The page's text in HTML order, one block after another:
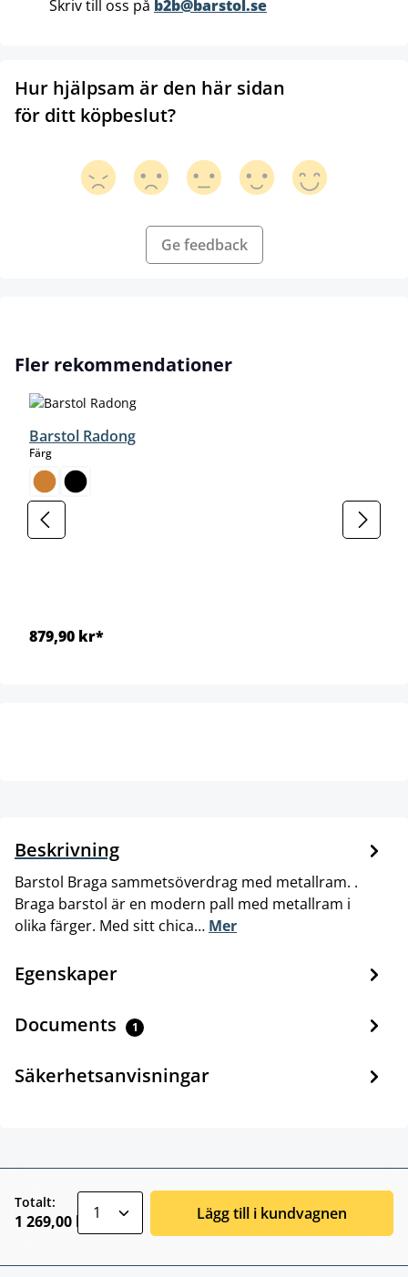
Skriv till oss på b2b@barstol.se
Hur hjälpsam är den här sidan
för ditt köpbeslut?
Ge feedback
Hoppa över produktgalleri
Fler rekommendationer
Barstol Radong
Färgselect
879,90 kr*
Beskrivning
Barstol Braga sammetsöverdrag med metallram. .
Braga barstol är en modern pall med metallram i
olika färger. Med sitt chica… Mer
Egenskaper
Documents 1
Säkerhetsanvisningar
Totalt:
1 269,00 kr Lägg till i kundvagnen